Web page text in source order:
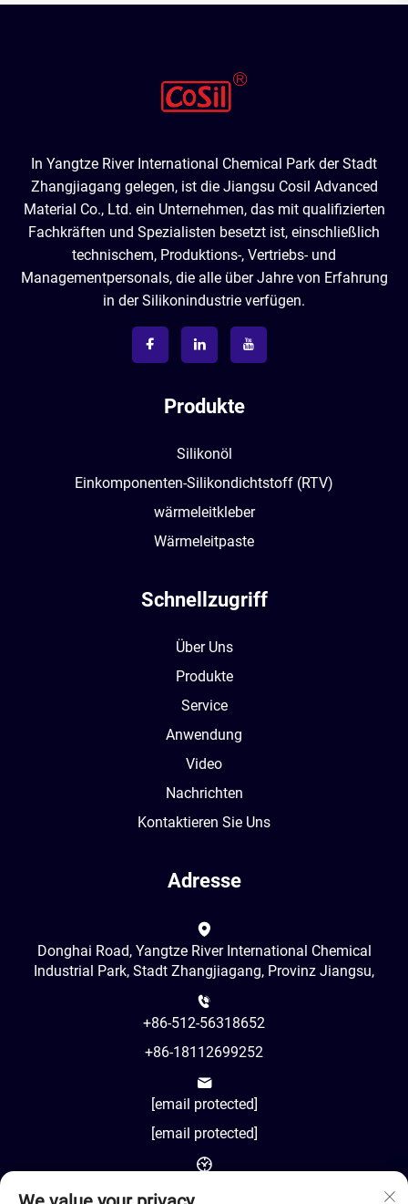
In Yangtze River International Chemical Park der Stadt
Zhangjiagang gelegen, ist die Jiangsu Cosil Advanced
Material Co., Ltd. ein Unternehmen, das mit qualifizierten
Fachkräften und Spezialisten besetzt ist, einschließlich
technischem, Produktions-, Vertriebs- und
Managementpersonals, die alle über Jahre von Erfahrung
in der Silikonindustrie verfügen.
Produkte
Silikonöl
Einkomponenten-Silikondichtstoff (RTV)
wärmeleitkleber
Wärmeleitpaste
Schnellzugriff
Über Uns
Produkte
Service
Anwendung
Video
Nachrichten
Kontaktieren Sie Uns
Adresse
Donghai Road, Yangtze River International Chemical
Industrial Park, Stadt Zhangjiagang, Provinz Jiangsu,
+86-512-56318652
+86-18112699252
[email protected]
[email protected]